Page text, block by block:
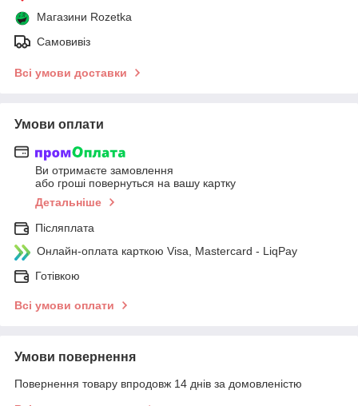
Магазини Rozetka
Самовивіз
Всі умови доставки
Умови оплати
Ви отримаєте замовлення
або гроші повернуться на вашу картку
Детальніше
Післяплата
Онлайн-оплата карткою Visa, Mastercard - LiqPay
Готівкою
Всі умови оплати
Умови повернення
Повернення товару впродовж 14 днів за домовленістю